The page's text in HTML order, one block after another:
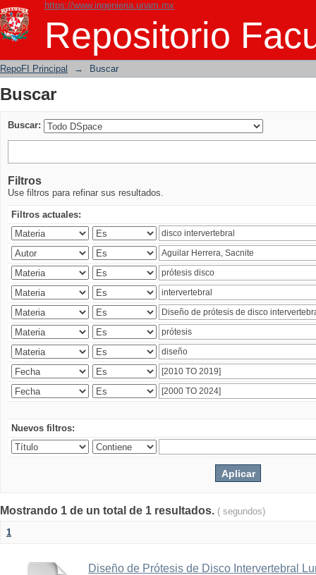
https://www.ingenieria.unam.mx
Repositorio
Buscar
RepoFI Principal → Buscar
Buscar
Buscar:
Filtros
Use filtros para refinar sus resultados.
Filtros actuales:
Nuevos filtros:
Mostrando 1 de un total de 1 resultados. ( segundos)
1
Diseño de Prótesis de Disco Intervertebral